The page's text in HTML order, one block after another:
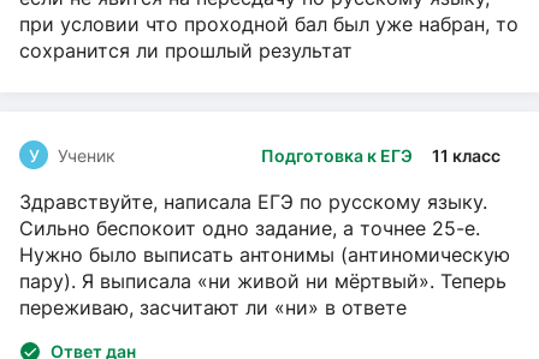
при условии что проходной бал был уже набран, то
сохранится ли прошлый результат
Подготовка к ЕГЭ 11 класс
У Ученик
Здравствуйте, написала ЕГЭ по русскому языку.
Сильно беспокоит одно задание, а точнее 25-е.
Нужно было выписать антонимы (антиномическую
пару). Я выписала «ни живой ни мёртвый». Теперь
переживаю, засчитают ли «ни» в ответе
Ответ дан